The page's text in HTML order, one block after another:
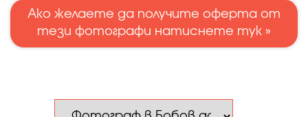
Ако желаете да получите оферта от
тези фотографи натиснете тук »